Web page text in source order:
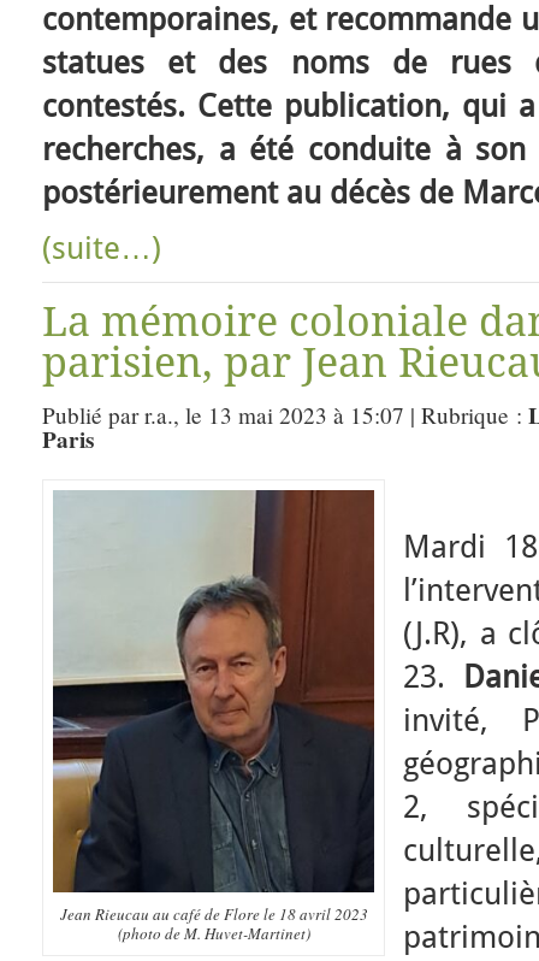
contemporaines, et recommande
statues et des noms de
contestés. Cette publication, qui
recherches, a été conduite à
postérieurement au décès de
(suite…)
La mémoire coloniale
parisien, par Jean
Publié par r.a., le 13 mai 2023 à 15:07 | Rubrique :
Paris
Jean Rieucau au café de Flore le 18 avril 2023
(photo de M. Huvet-Martinet)
Mardi
(J.R), a
23.
invité,
2,